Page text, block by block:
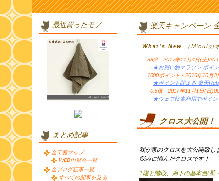
楽天キャンペーン
What's New （Miculの
35倍 - 2017年11月4日(土
・ ★お買い物マラソン ポイ
1000ポイント - 2016年10月
・ ★ポイント貯まる-楽天
+0.5倍 - 2017年11月1日(日
・ ★ウェブ検索利用でポイン
クロス大公開！
我が家のクロスを大公開致し
悩みに悩んだクロスです！
1階と階段、廊下の基本色(壁
最近買ったモノ
まとめ記事
全工程マップ
WEB内覧会一覧
全ブログ記事一覧
すべての記事を見る